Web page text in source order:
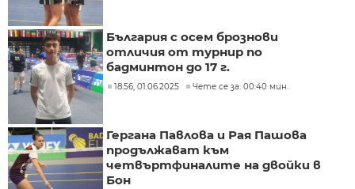
България с осем брознови
отличия от турнир по
бадминтон до 17 г.
18:56, 01.06.2025 Чете се за: 00:40 мин.
Гергана Павлова и Рая Пашова
продължават към
четвъртфиналите на двойки в
Бон